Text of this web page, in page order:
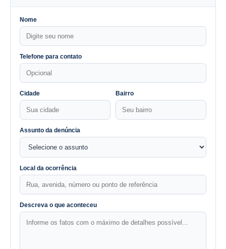
Nome
Telefone para contato
Cidade Bairro
Assunto da denúncia
Local da ocorrência
Descreva o que aconteceu